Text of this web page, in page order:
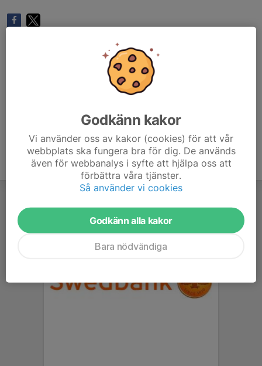
Godkänn kakor
Vi använder oss av kakor (cookies) för att vår
webbplats ska fungera bra för dig. De används
även för webbanalys i syfte att hjälpa oss att
förbättra våra tjänster.
Så använder vi cookies
Godkänn alla kakor
Bara nödvändiga